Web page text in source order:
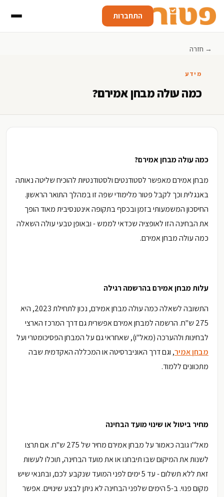
התחברות
→ חזרה
מידע
כמה עולה מבחן אמירם?
כמה עולה מבחן אמירם?
מבחן אמירם מאפשר לסטודנטים ולסטודנטיות להוכיח שליטה נאותה
באנגלית וכך לקבל פטור מלימודי שפה זו במהלך התואר הראשון.
החיסכון המשמעותי בזמן ובכסף בתקופה אינטנסיבית מאוד הופך
את הבחינה הזו לאופציה שכדאי לממש - ובאופן טבעי עולה השאלה
כמה עולה מבחן אמירם.
עלות מבחן אמירם בהרשמה רגילה
התשובה לשאלה כמה עולה מבחן אמירם, נכון לתחילת 2023, היא
275 ש"ח. הרשמה למבחן אמירם אפשרית גם דרך המרכז הארצי
לבחינות ולהערכה (מאל"ו), שאחראי גם על המבחן הפסיכומטרי ועל
מבחן אמיר, וגם דרך האוניברסיטה או המכללה האקדמית שבה
מתכוונים ללמוד.
מחיר ביטול או שינוי מועד הבחינה
מאל"ו גובה כאמור על מבחן אמירם מחיר של 275 ש"ח. אם תרצו
לשנות את המיקום שבו תיבחנו או את מועד הבחינה, תוכלו לעשות
זאת ללא תשלום - עד 5 ימים לפני המועד שנקבע לכם, ובתנאי שיש
מקום פנוי. ב-5 הימים שלפני הבחינה לא ניתן לבצע שינויים. אפשר